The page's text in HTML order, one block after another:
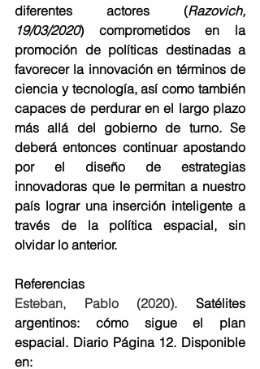
diferentes actores (Razovich,
19/03/2020) comprometidos en la
promoción de políticas destinadas a
favorecer la innovación en términos de
ciencia y tecnología, así como también
capaces de perdurar en el largo plazo
más allá del gobierno de turno. Se
deberá entonces continuar apostando
por el diseño de estrategias
innovadoras que le permitan a nuestro
país lograr una inserción inteligente a
través de la política espacial, sin
olvidar lo anterior.
Referencias
Esteban, Pablo (2020). Satélites
argentinos: cómo sigue el plan
espacial. Diario Página 12. Disponible